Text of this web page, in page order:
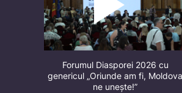
Forumul Diasporei 2026 cu
genericul „Oriunde am fi, Moldova
ne unește!”